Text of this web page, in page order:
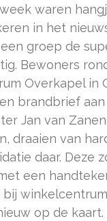
waren
in het
groep de
Bewoners
Overkapel in
brandbrief aan
Jan van
draaien van
daar. Deze
een
op de kaart.